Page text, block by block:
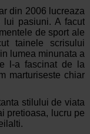
din 2006 lucreaza
lui pasiuni. A facut
de sport ale
tainele scrisului
lumea minunata a
l-a fascinat de la
marturiseste chiar
stilului de viata
pretioasa, lucru pe